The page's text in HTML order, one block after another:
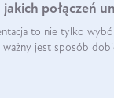
połączeń
to nie tylko
jest sposób